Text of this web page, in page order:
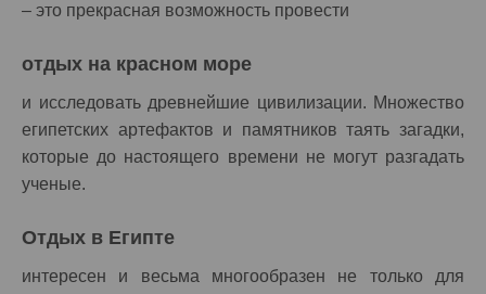
– это прекрасная возможность провести
отдых на красном море
и исследовать древнейшие цивилизации. Множество
египетских артефактов и памятников таять загадки,
которые до настоящего времени не могут разгадать
ученые.
Отдых в Египте
интересен и весьма многообразен не только для